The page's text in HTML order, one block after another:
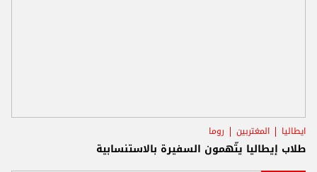
ايطاليا المغتربين روما
طلاب إيطاليا يتّهمون السفيرة بالاستنسابية